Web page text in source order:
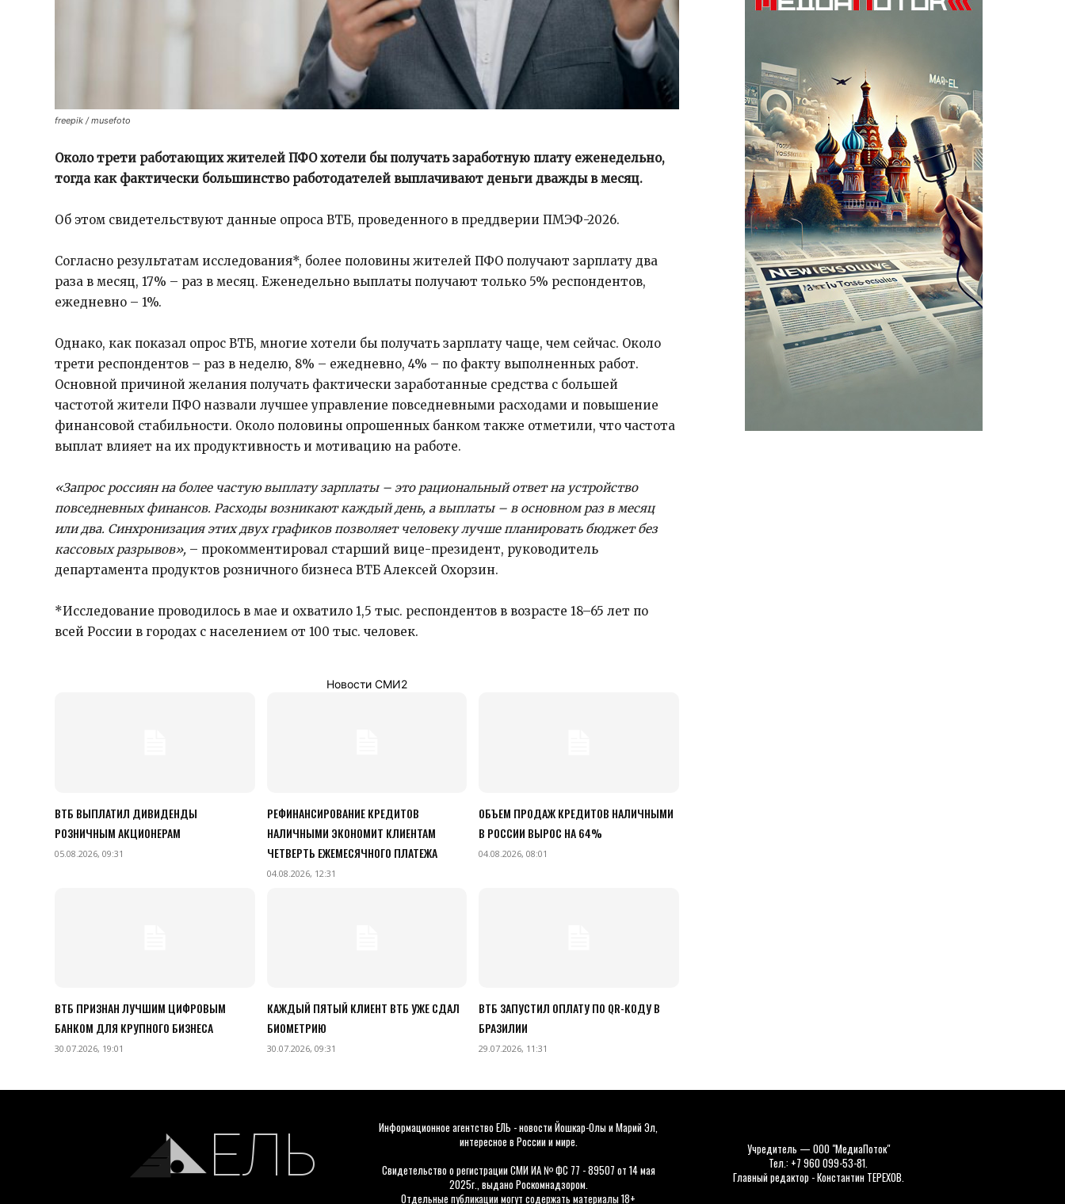
freepik / musefoto
Около трети работающих жителей ПФО хотели бы получать заработную плату еженедельно,
тогда как фактически большинство работодателей выплачивают деньги дважды в месяц.
Об этом свидетельствуют данные опроса ВТБ, проведенного в преддверии ПМЭФ-2026.
Согласно результатам исследования*, более половины жителей ПФО получают зарплату два
раза в месяц, 17% – раз в месяц. Еженедельно выплаты получают только 5% респондентов,
ежедневно – 1%.
Однако, как показал опрос ВТБ, многие хотели бы получать зарплату чаще, чем сейчас. Около
трети респондентов – раз в неделю, 8% – ежедневно, 4% – по факту выполненных работ.
Основной причиной желания получать фактически заработанные средства с большей
частотой жители ПФО назвали лучшее управление повседневными расходами и повышение
финансовой стабильности. Около половины опрошенных банком также отметили, что частота
выплат влияет на их продуктивность и мотивацию на работе.
«Запрос россиян на более частую выплату зарплаты – это рациональный ответ на устройство
повседневных финансов. Расходы возникают каждый день, а выплаты – в основном раз в месяц
или два. Синхронизация этих двух графиков позволяет человеку лучше планировать бюджет без
кассовых разрывов», – прокомментировал старший вице-президент, руководитель
департамента продуктов розничного бизнеса ВТБ Алексей Охорзин.
*Исследование проводилось в мае и охватило 1,5 тыс. респондентов в возрасте 18–65 лет по
всей России в городах с населением от 100 тыс. человек.
Новости СМИ2
ВТБ ВЫПЛАТИЛ ДИВИДЕНДЫ
РОЗНИЧНЫМ АКЦИОНЕРАМ
05.08.2026, 09:31
РЕФИНАНСИРОВАНИЕ КРЕДИТОВ
НАЛИЧНЫМИ ЭКОНОМИТ КЛИЕНТАМ
ЧЕТВЕРТЬ ЕЖЕМЕСЯЧНОГО ПЛАТЕЖА
04.08.2026, 12:31
ОБЪЕМ ПРОДАЖ КРЕДИТОВ НАЛИЧНЫМИ
В РОССИИ ВЫРОС НА 64%
04.08.2026, 08:01
ВТБ ПРИЗНАН ЛУЧШИМ ЦИФРОВЫМ
БАНКОМ ДЛЯ КРУПНОГО БИЗНЕСА
30.07.2026, 19:01
КАЖДЫЙ ПЯТЫЙ КЛИЕНТ ВТБ УЖЕ СДАЛ
БИОМЕТРИЮ
30.07.2026, 09:31
ВТБ ЗАПУСТИЛ ОПЛАТУ ПО QR-КОДУ В
БРАЗИЛИИ
29.07.2026, 11:31
ЕЛЬ
Информационное агентство ЕЛЬ - новости Йошкар-Олы и Марий Эл,
интересное в России и мире.
Свидетельство о регистрации СМИ ИА № ФС 77 - 89507 от 14 мая
2025г., выдано Роскомнадзором.
Отдельные публикации могут содержать материалы 18+
Учредитель — ООО "МедиаПоток"
Тел.: +7 960 099-53-81.
Главный редактор - Константин ТЕРЕХОВ.